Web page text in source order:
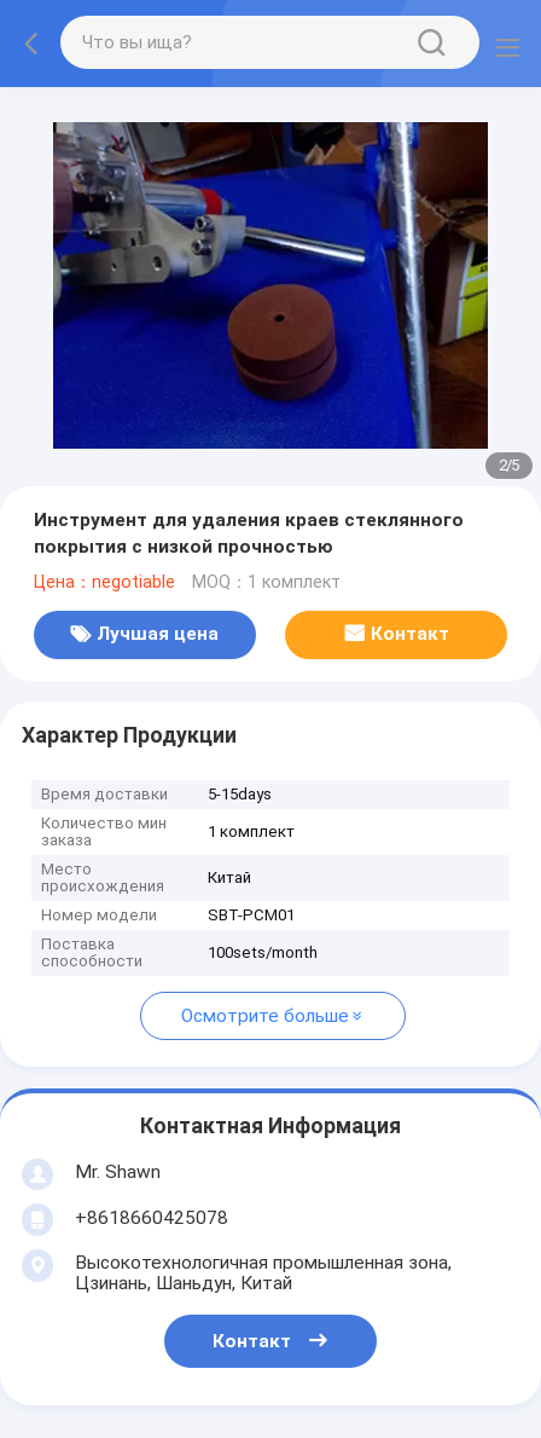
2/5
Инструмент для удаления краев стеклянного
покрытия с низкой прочностью
Цена：negotiable MOQ：1 комплект
Лучшая цена Контакт
Характер Продукции
Время доставки
5-15days
Количество мин
заказа
1 комплект
Место
происхождения
Китай
Номер модели
SBT-PCM01
Поставка
способности
100sets/month
Осмотрите больше
Контактная Информация
Mr. Shawn
+8618660425078
Высокотехнологичная промышленная зона,
Цзинань, Шаньдун, Китай
Контакт